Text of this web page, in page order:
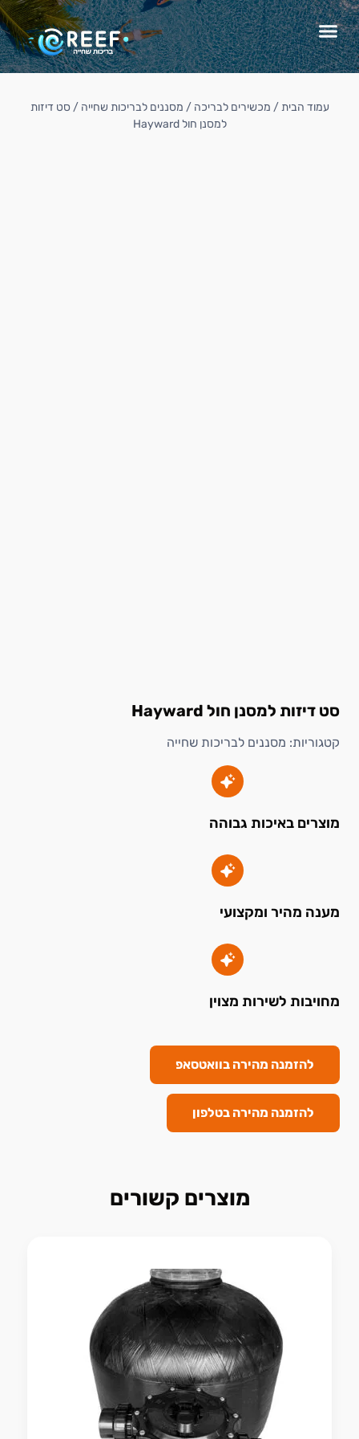
סט דיזות למסנן חול Hayward
קטגוריות: מסננים לבריכות שחייה
מוצרים באיכות גבוהה
מענה מהיר ומקצועי
מחויבות לשירות מצוין
להזמנה מהירה בוואטסאפ
להזמנה מהירה בטלפון
עמוד הבית/ מכשירים לבריכה / מסננים לבריכות שחייה / סט דיזות
למסנן חול Hayward
מוצרים קשורים